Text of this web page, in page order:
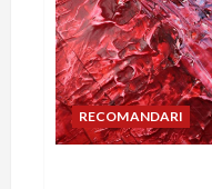
digitală
RECOMANDARI